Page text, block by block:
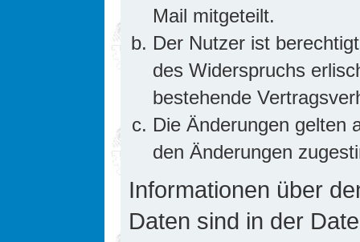
Mail mitgeteilt.
Der Nutzer ist
des Widerspruchs
bestehende
Die Änderungen gelten
den Änderungen
Informationen über
Daten sind in der